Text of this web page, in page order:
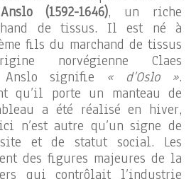
(1592-1646), un riche
de tissus. Il est né à
fils du marchand de tissus
norvégienne Claes
Anslo signifie « d’Oslo ».
qu’il porte un manteau de
a été réalisé en hiver,
n’est autre qu’un signe de
et de statut social. Les
des figures majeures de la
qui contrôlait l’industrie